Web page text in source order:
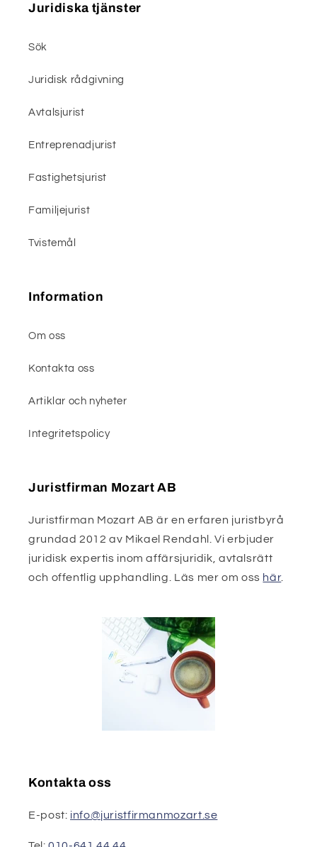
Juridiska tjänster
Sök
Juridisk rådgivning
Avtalsjurist
Entreprenadjurist
Fastighetsjurist
Familjejurist
Tvistemål
Information
Om oss
Kontakta oss
Artiklar och nyheter
Integritetspolicy
Juristfirman Mozart AB
Juristfirman Mozart AB är en erfaren juristbyrå
grundad 2012 av Mikael Rendahl. Vi erbjuder
juridisk expertis inom affärsjuridik, avtalsrätt
och offentlig upphandling. Läs mer om oss här.
Kontakta oss
E-post: info@juristfirmanmozart.se